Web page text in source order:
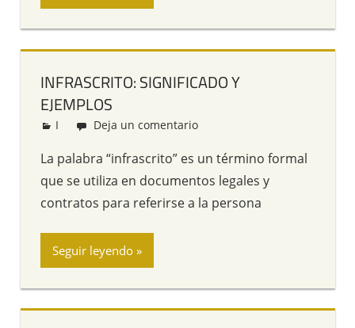
INFRASCRITO: SIGNIFICADO Y
EJEMPLOS
Redacción
I Deja un comentario
La palabra “infrascrito” es un término formal
que se utiliza en documentos legales y
contratos para referirse a la persona
Seguir leyendo